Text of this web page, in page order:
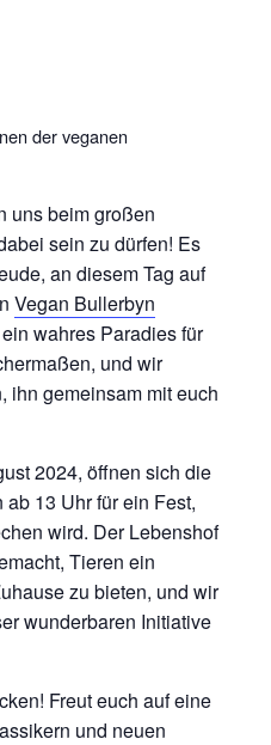
der veganen
uns beim großen
sein zu dürfen! Es
an diesem Tag auf
Vegan Bullerbyn
wahres Paradies für
und wir
ihn gemeinsam mit euch
2024, öffnen sich die
13 Uhr für ein Fest,
wird. Der Lebenshof
Tieren ein
zu bieten, und wir
wunderbaren Initiative
Freut euch auf eine
und neuen